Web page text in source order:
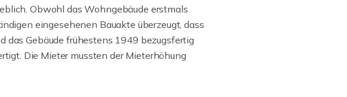
Obwohl das Wohngebäude erstmals
eingesehenen Bauakte überzeugt, dass
das Gebäude frühestens 1949 bezugsfertig
Die Mieter mussten der Mieterhöhung